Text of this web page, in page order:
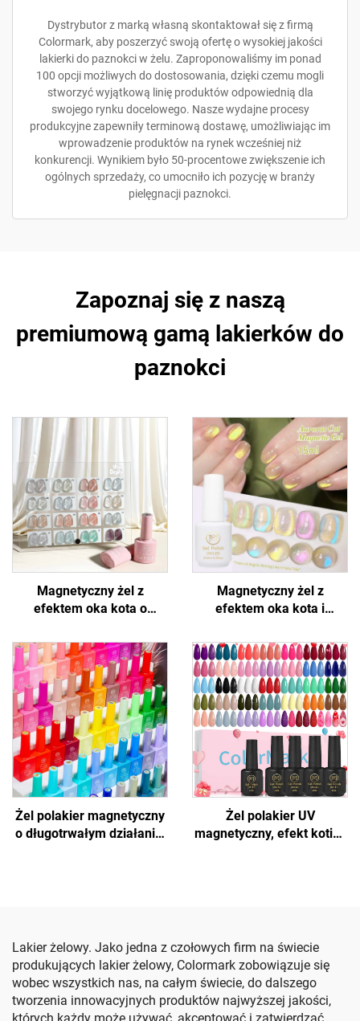
Dystrybutor z marką własną skontaktował się z firmą
Colormark, aby poszerzyć swoją ofertę o wysokiej jakości
lakierki do paznokci w żelu. Zaproponowaliśmy im ponad
100 opcji możliwych do dostosowania, dzięki czemu mogli
stworzyć wyjątkową linię produktów odpowiednią dla
swojego rynku docelowego. Nasze wydajne procesy
produkcyjne zapewniły terminową dostawę, umożliwiając im
wprowadzenie produktów na rynek wcześniej niż
konkurencji. Wynikiem było 50-procentowe zwiększenie ich
ogólnych sprzedaży, co umocniło ich pozycję w branży
pielęgnacji paznokci.
Zapoznaj się z naszą
premiumową gamą lakierków do
paznokci
Magnetyczny żel z
efektem oka kota o
Magnetyczny żel z
efektem oka kota i
Żel polakier magnetyczny
o długotrwałym działaniu,
Żel polakier UV
magnetyczny, efekt kotich
Lakier żelowy. Jako jedna z czołowych firm na świecie
produkujących lakier żelowy, Colormark zobowiązuje się
wobec wszystkich nas, na całym świecie, do dalszego
tworzenia innowacyjnych produktów najwyższej jakości,